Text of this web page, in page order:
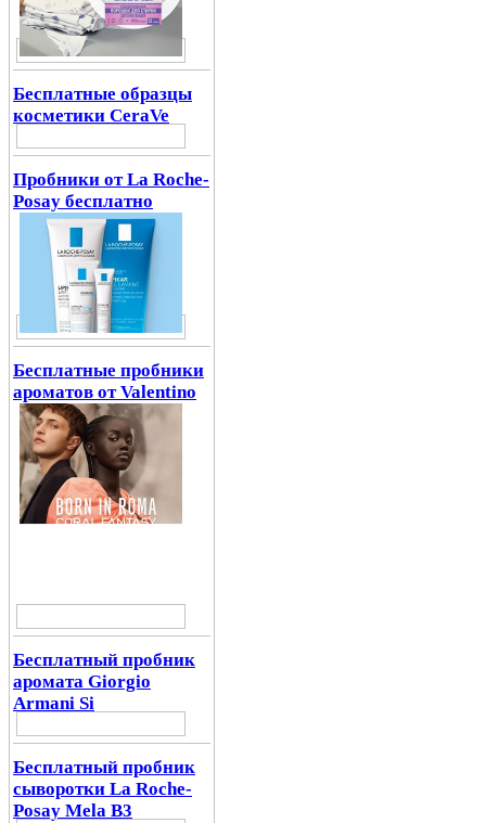
Бесплатные образцы
косметики CeraVe
Пробники от La Roche-
Posay бесплатно
Бесплатные пробники
ароматов от Valentino
Бесплатный пробник
аромата Giorgio
Armani Si
Бесплатный пробник
сыворотки La Roche-
Posay Mela B3